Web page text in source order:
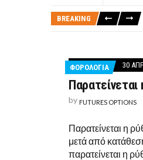
BREAKING
ΦΟΡΟΛΟΓΙΑ 30
by FUTURES OPTIONS
Παρατείνεται η
μετά από
παρατείνεται η